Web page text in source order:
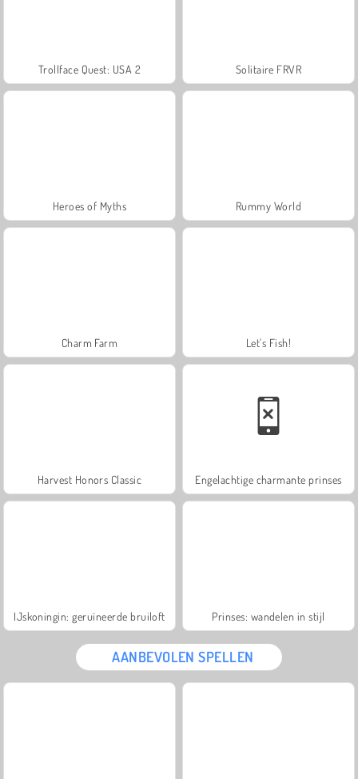
Trollface Quest: USA 2 Solitaire FRVR
Heroes of Myths Rummy World
Charm Farm Let's Fish!
Harvest Honors Classic Engelachtige charmante prinses
IJskoningin: geruïneerde bruiloft Prinses: wandelen in stijl
AANBEVOLEN SPELLEN